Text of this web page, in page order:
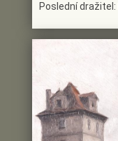
Poslední dražitel: